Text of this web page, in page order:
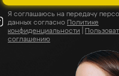
Я соглашаюсь на передачу
данных согласно Политике
конфиденциальности
соглашению